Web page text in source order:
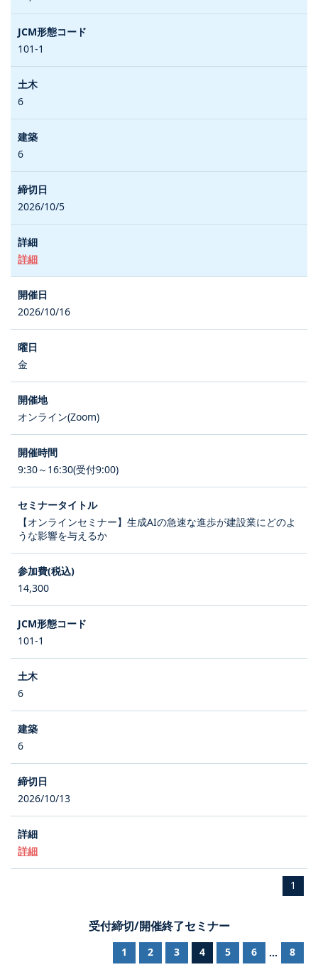
101-1
6
6
2026/10/5
詳細
2026/10/16
金
オンライン(Zoom)
9:30～16:30(受付9:00)
【オンラインセミナー】生成AIの急速な進歩が建設業にどのよ
うな影響を与えるか
14,300
101-1
6
6
2026/10/13
詳細
1
受付締切/開催終了セミナー
1 2 3 4 5 6 ... 8